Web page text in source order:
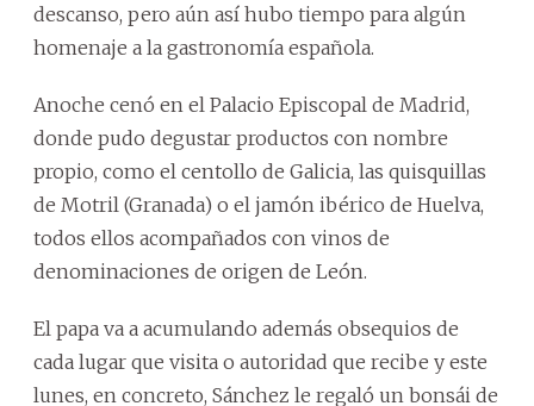
descanso, pero aún así hubo tiempo para algún
homenaje a la gastronomía española.
Anoche cenó en el Palacio Episcopal de Madrid,
donde pudo degustar productos con nombre
propio, como el centollo de Galicia, las quisquillas
de Motril (Granada) o el jamón ibérico de Huelva,
todos ellos acompañados con vinos de
denominaciones de origen de León.
El papa va a acumulando además obsequios de
cada lugar que visita o autoridad que recibe y este
lunes, en concreto, Sánchez le regaló un bonsái de